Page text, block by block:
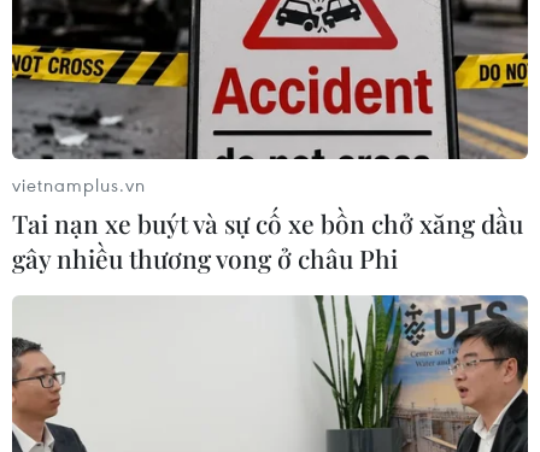
vietnamplus.vn
Tai nạn xe buýt và sự cố xe bồn chở xăng dầu
gây nhiều thương vong ở châu Phi